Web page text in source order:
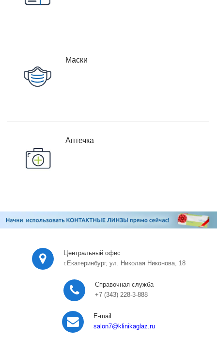
Маски
Аптечка
Центральный офис
г.Екатеринбург, ул. Николая Никонова, 18
Справочная служба
+7 (343) 228-3-888
E-mail
salon7@klinikaglaz.ru